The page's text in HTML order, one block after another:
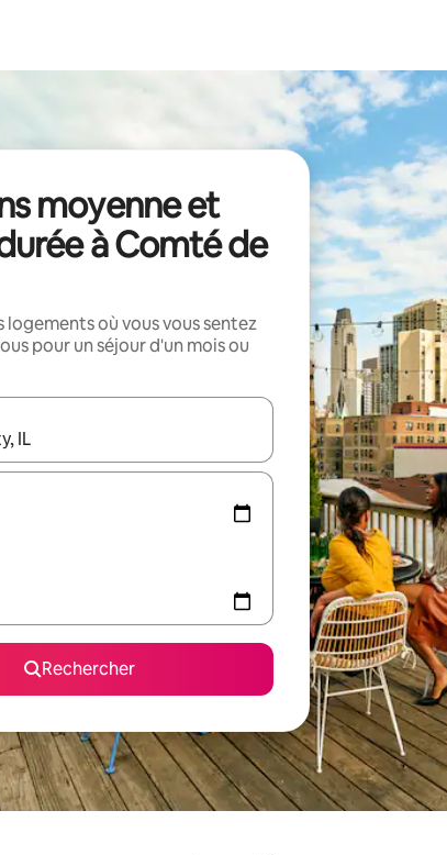
moyenne et
à Comté de
logements où vous vous sentez
pour un séjour d'un mois ou
s'affichent, utilisez les flèches vers le haut et vers le
Rechercher